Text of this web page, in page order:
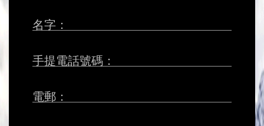
名字：
手提電話號碼：
電郵：